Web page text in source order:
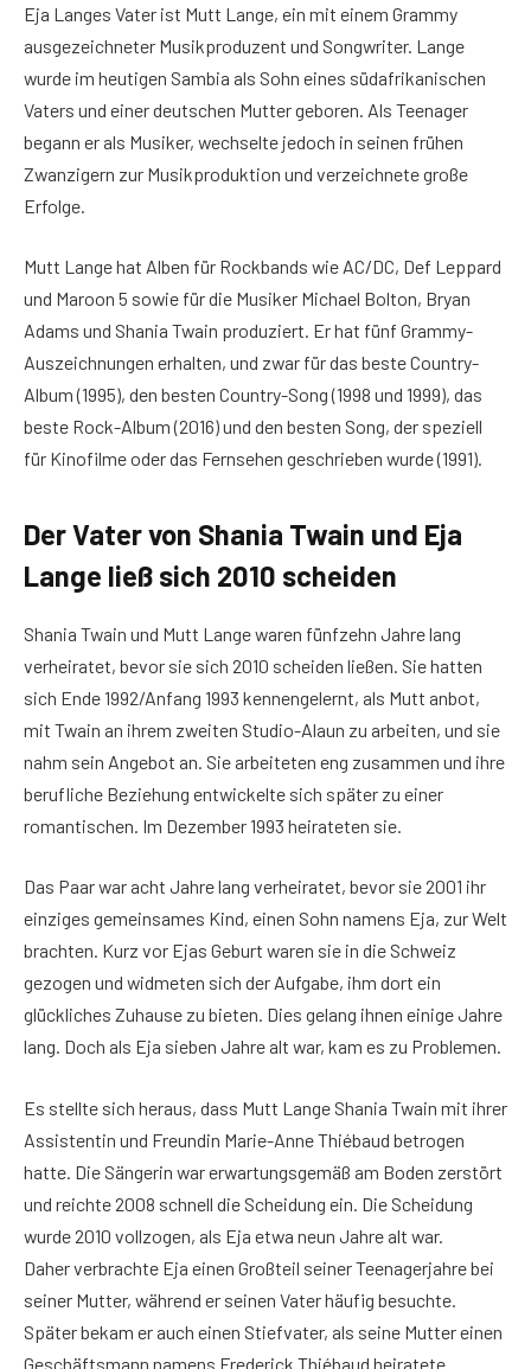
Eja Langes Vater ist Mutt Lange, ein mit einem Grammy
ausgezeichneter Musikproduzent und Songwriter. Lange
wurde im heutigen Sambia als Sohn eines südafrikanischen
Vaters und einer deutschen Mutter geboren. Als Teenager
begann er als Musiker, wechselte jedoch in seinen frühen
Zwanzigern zur Musikproduktion und verzeichnete große
Erfolge.
Mutt Lange hat Alben für Rockbands wie AC/DC, Def Leppard
und Maroon 5 sowie für die Musiker Michael Bolton, Bryan
Adams und Shania Twain produziert. Er hat fünf Grammy-
Auszeichnungen erhalten, und zwar für das beste Country-
Album (1995), den besten Country-Song (1998 und 1999), das
beste Rock-Album (2016) und den besten Song, der speziell
für Kinofilme oder das Fernsehen geschrieben wurde (1991).
Der Vater von Shania Twain und Eja
Lange ließ sich 2010 scheiden
Shania Twain und Mutt Lange waren fünfzehn Jahre lang
verheiratet, bevor sie sich 2010 scheiden ließen. Sie hatten
sich Ende 1992/Anfang 1993 kennengelernt, als Mutt anbot,
mit Twain an ihrem zweiten Studio-Alaun zu arbeiten, und sie
nahm sein Angebot an. Sie arbeiteten eng zusammen und ihre
berufliche Beziehung entwickelte sich später zu einer
romantischen. Im Dezember 1993 heirateten sie.
Das Paar war acht Jahre lang verheiratet, bevor sie 2001 ihr
einziges gemeinsames Kind, einen Sohn namens Eja, zur Welt
brachten. Kurz vor Ejas Geburt waren sie in die Schweiz
gezogen und widmeten sich der Aufgabe, ihm dort ein
glückliches Zuhause zu bieten. Dies gelang ihnen einige Jahre
lang. Doch als Eja sieben Jahre alt war, kam es zu Problemen.
Es stellte sich heraus, dass Mutt Lange Shania Twain mit ihrer
Assistentin und Freundin Marie-Anne Thiébaud betrogen
hatte. Die Sängerin war erwartungsgemäß am Boden zerstört
und reichte 2008 schnell die Scheidung ein. Die Scheidung
wurde 2010 vollzogen, als Eja etwa neun Jahre alt war.
Daher verbrachte Eja einen Großteil seiner Teenagerjahre bei
seiner Mutter, während er seinen Vater häufig besuchte.
Später bekam er auch einen Stiefvater, als seine Mutter einen
Geschäftsmann namens Frederick Thiébaud heiratete.